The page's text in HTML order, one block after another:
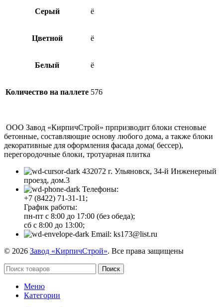
Серый ё
Цветной ё
Белый ё
Количество на паллете 576
ООО Завод «КирпичСтрой» прпризводит блоки стеновые
бетонные, составляющие основу любого дома, а также блоки
декоративные для оформления фасада дома( бессер),
перегородочные блоки, тротуарная плитка
432072 г. Ульяновск, 34-й Инженерный
проезд, дом.3
Телефоны:
+7 (8422) 71-31-11;
График работы:
пн-пт с 8:00 до 17:00 (без обеда);
сб с 8:00 до 13:00;
Email: ks173@list.ru
© 2026 Завод «КирпичСтрой». Все права защищены
Поиск
Меню
Категории